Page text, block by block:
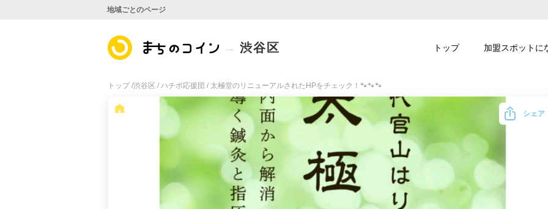
トップ /渋谷区 / ハチポ応援団 / 太極堂のリニューアルされたHPをチェック！🐾🐾🐾
シェア
地域ごとのページ
トップ 加盟スポットに
渋谷区